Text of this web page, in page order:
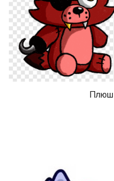
Плюш